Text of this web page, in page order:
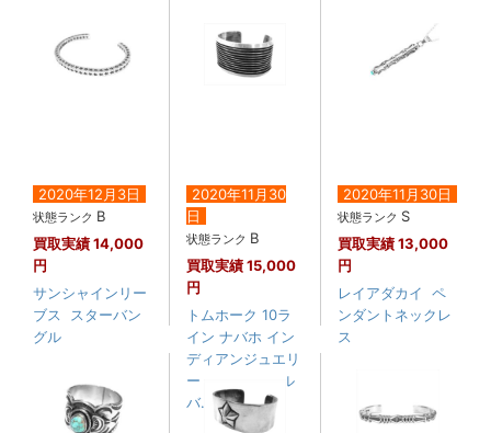
2020年12月3日
状態ランク B
買取実績14,000
円
サンシャインリー
ブス スターバン
グル
2020年11月30
日
状態ランク B
買取実績15,000
円
トムホーク 10ラ
イン ナバホ イン
ディアンジュエリ
ー バングル シル
バ....
2020年11月30日
状態ランク S
買取実績13,000
円
レイアダカイ ペ
ンダントネックレ
ス